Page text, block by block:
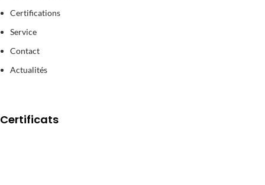
Certifications
Service
Contact
Actualités
Certificats